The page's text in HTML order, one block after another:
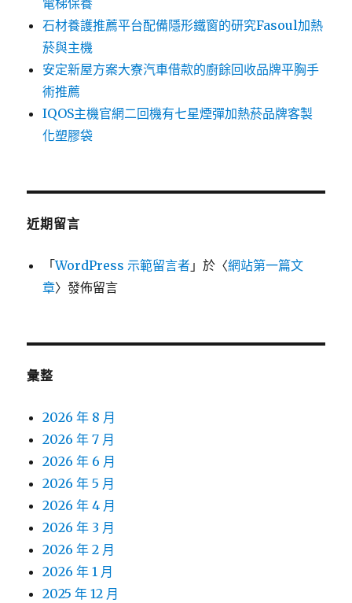
電梯保養
石材養護推薦平台配備隱形鐵窗的研究Fasoul加熱
菸與主機
安定新屋方案大寮汽車借款的廚餘回收品牌平胸手
術推薦
IQOS主機官網二回機有七星煙彈加熱菸品牌客製
化塑膠袋
近期留言
「WordPress 示範留言者 」於〈網站第一篇文
章〉發佈留言
彙整
2026 年 8 月
2026 年 7 月
2026 年 6 月
2026 年 5 月
2026 年 4 月
2026 年 3 月
2026 年 2 月
2026 年 1 月
2025 年 12 月